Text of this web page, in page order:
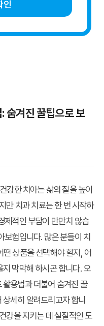
인
숨겨진 꿀팁으로 보
강한 치아는 삶의 질을 높이
만 치과 치료는 한 번 시작하
제적인 부담이 만만치 않습
보험입니다. 많은 분들이 치
상품을 선택해야 할지, 어
막막해 하시곤 합니다. 오
활용법과 더불어 숨겨진 꿀
상세히 알려드리고자 합니
강을 지키는 데 실질적인 도